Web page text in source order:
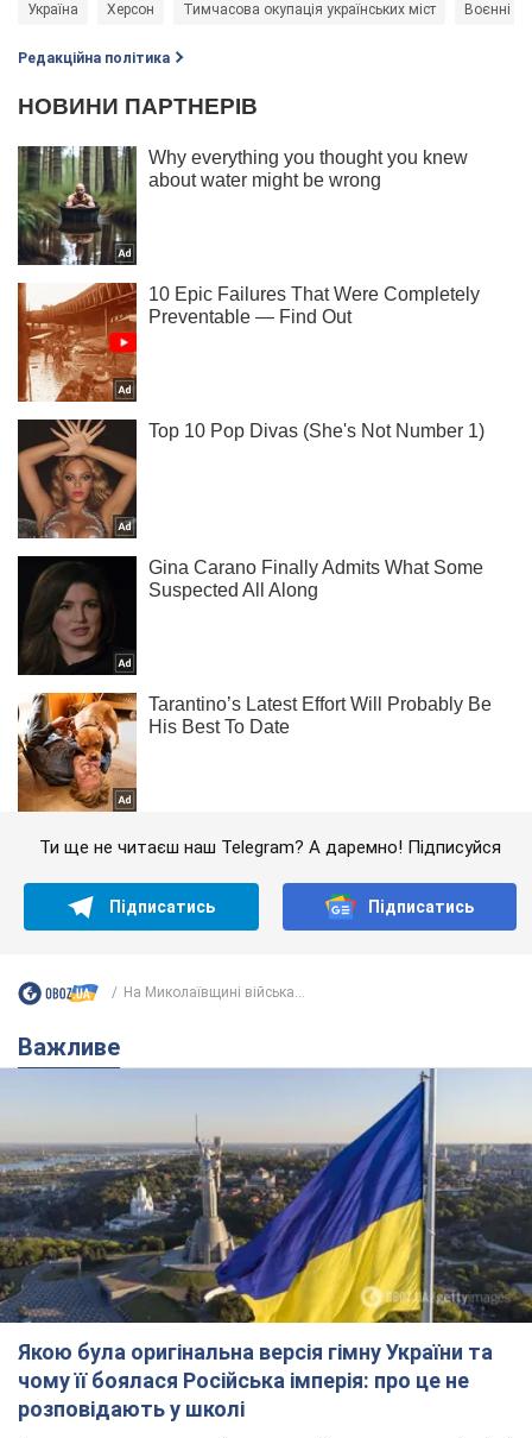
Україна Херсон Тимчасова окупація українських міст Воєнні
Редакційна політика
Ти ще не читаєш наш Telegram? А даремно! Підписуйся
Підписатись Підписатись
На Миколаївщині війська...
Важливе
Якою була оригінальна версія гімну України та
чому її боялася Російська імперія: про це не
розповідають у школі